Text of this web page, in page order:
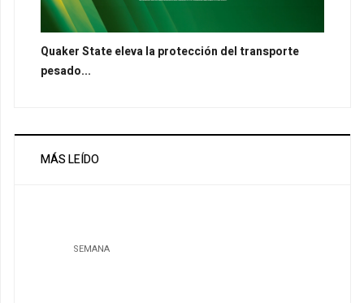
Quaker State eleva la protección del transporte
pesado...
MÁS LEÍDO
SEMANA